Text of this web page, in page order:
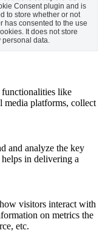
Consent plugin and is
to store whether or not
has consented to the use
It does not store
personal data.
like
media platforms, collect
and analyze the key
in delivering a
visitors interact with
on metrics the
etc.